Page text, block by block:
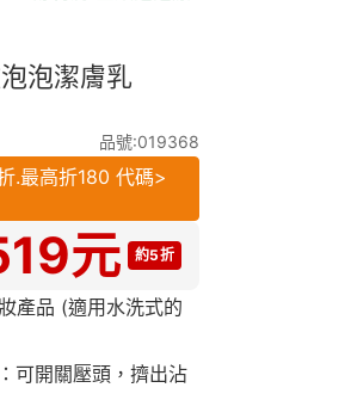
泡潔膚乳
品號:019368
元 約5折
.最高折180 代碼>
產品 (適用水洗式的
可開關壓頭，擠出沾